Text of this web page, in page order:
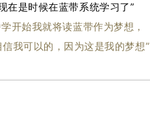
在是时候在蓝带系统学习了”
学开始我就将读蓝带作为梦想，
信我可以的，因为这是我的梦想”